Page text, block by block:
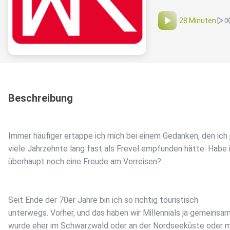
28 Minuten 0
Beschreibung
Immer häufiger ertappe ich mich bei einem Gedanken, den
viele Jahrzehnte lang fast als Frevel empfunden hätte. Habe
überhaupt noch eine Freude am Verreisen?
Seit Ende der 70er Jahre bin ich so richtig touristisch
unterwegs. Vorher, und das haben wir Millennials ja
wurde eher im Schwarzwald oder an der Nordseeküste oder